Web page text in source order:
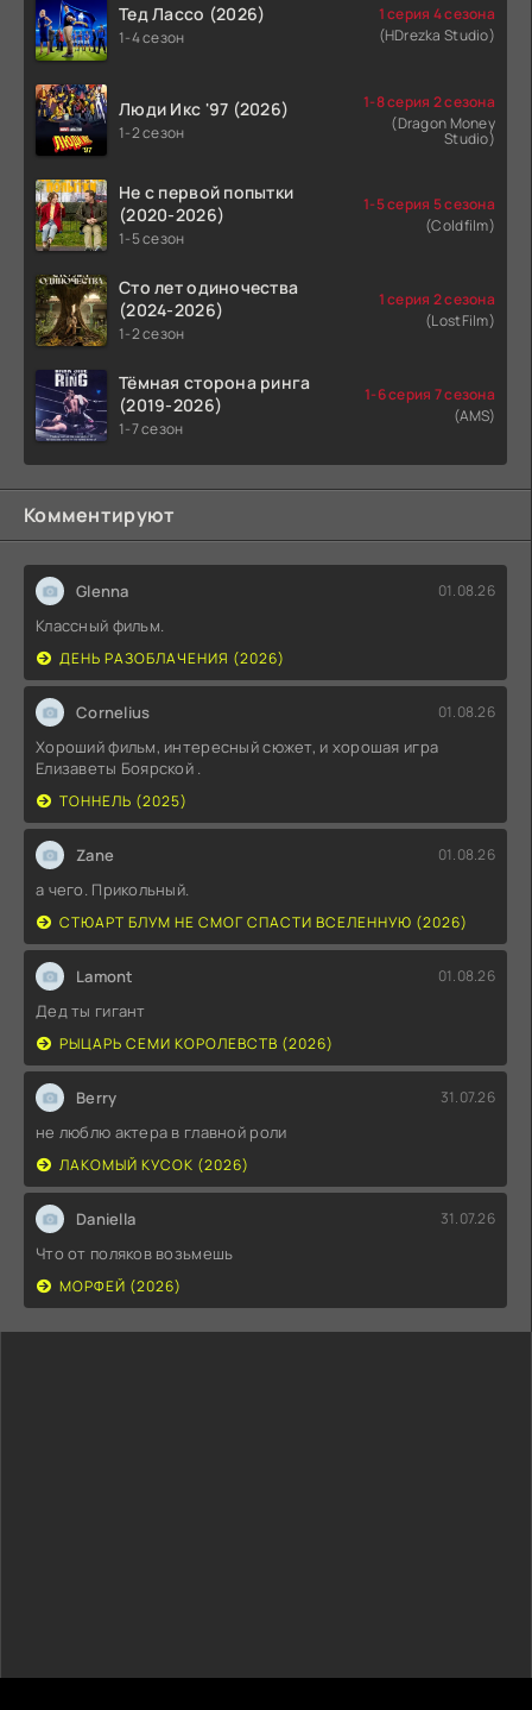
Тед Лассо (2026)
1-4 сезон
1 серия 4 сезона
(HDrezka Studio)
Люди Икс '97 (2026)
1-2 сезон
1-8 серия 2 сезона
(Dragon Money
Studio)
Не с первой попытки
(2020-2026)
1-5 сезон
1-5 серия 5 сезона
(Coldfilm)
Сто лет одиночества
(2024-2026)
1-2 сезон
1 серия 2 сезона
(LostFilm)
Тёмная сторона ринга
(2019-2026)
1-7 сезон
1-6 серия 7 сезона
(AMS)
Комментируют
Glenna 01.08.26
Классный фильм.
ДЕНЬ РАЗОБЛАЧЕНИЯ (2026)
Cornelius 01.08.26
Хороший фильм, интересный сюжет, и хорошая игра
Елизаветы Боярской .
ТОННЕЛЬ (2025)
Zane 01.08.26
а чего. Прикольный.
СТЮАРТ БЛУМ НЕ СМОГ СПАСТИ ВСЕЛЕННУЮ (2026)
Lamont 01.08.26
Дед ты гигант
РЫЦАРЬ СЕМИ КОРОЛЕВСТВ (2026)
Berry 31.07.26
не люблю актера в главной роли
ЛАКОМЫЙ КУСОК (2026)
Daniella 31.07.26
Что от поляков возьмешь
МОРФЕЙ (2026)